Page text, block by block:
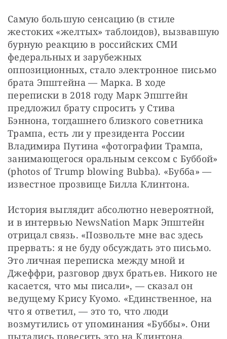
Самую большую сенсацию (в стиле
жестоких «желтых» таблоидов), вызвавшую
бурную реакцию в российских СМИ
федеральных и зарубежных
оппозиционных, стало электронное письмо
брата Эпштейна — Марка. В ходе
переписки в 2018 году Марк Эпштейн
предложил брату спросить у Стива
Бэннона, тогдашнего близкого советника
Трампа, есть ли у президента России
Владимира Путина «фотографии Трампа,
занимающегося оральным сексом с Буббой»
(photos of Trump blowing Bubba). «Бубба» —
известное прозвище Билла Клинтона.
История выглядит абсолютно невероятной,
и в интервью NewsNation Марк Эпштейн
отрицал связь. «Позвольте мне вас здесь
прервать: я не буду обсуждать это письмо.
Это личная переписка между мной и
Джеффри, разговор двух братьев. Никого не
касается, что мы писали», — сказал он
ведущему Крису Куомо. «Единственное, на
что я ответил, — это то, что люди
возмутились от упоминания «Буббы». Они
пытались повесить это на Клинтона,